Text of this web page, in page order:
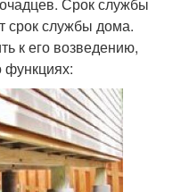
Срок службы
срок службы дома.
к его возведению,
функциях: